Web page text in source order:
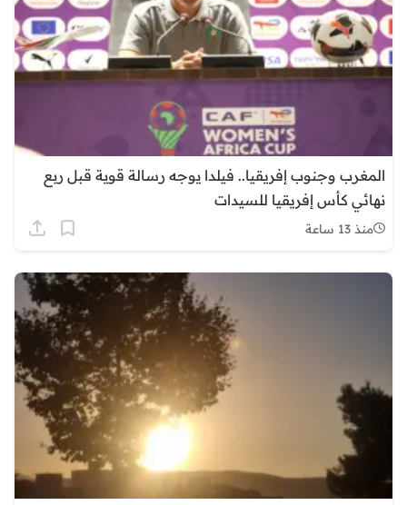
المغرب وجنوب إفريقيا.. فيلدا يوجه رسالة قوية قبل ربع
نهائي كأس إفريقيا للسيدات
منذ 13 ساعة